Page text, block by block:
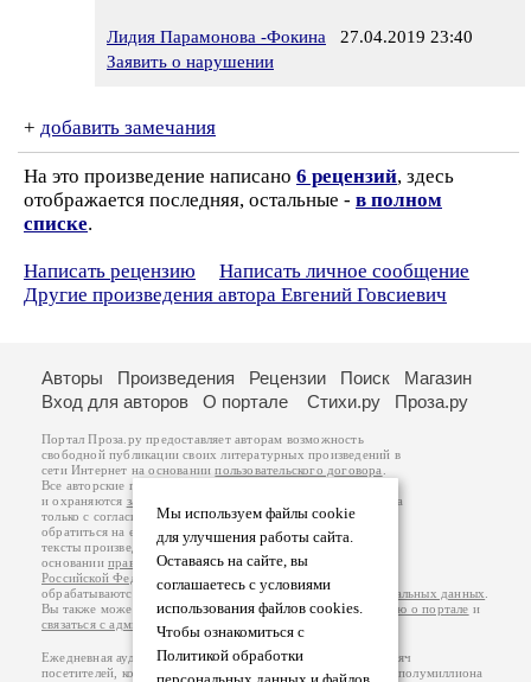
Лидия Парамонова -Фокина 27.04.2019 23:40
Заявить о нарушении
+ добавить замечания
На это произведение написано 6 рецензий, здесь
отображается последняя, остальные - в полном
списке.
Написать рецензию
Написать личное сообщение
Другие произведения автора Евгений Говсиевич
Мы используем файлы cookie
для улучшения работы сайта.
Оставаясь на сайте, вы
соглашаетесь с условиями
использования файлов cookies.
Чтобы ознакомиться с
Политикой обработки
Авторы Произведения Рецензии Поиск
Магазин
Вход для авторов
О портале Стихи.ру Проза.ру
Портал Проза.ру предоставляет авторам возможность
свободной публикации своих литературных произведений в
сети Интернет на основаниипользовательского договора
Все авторские права на произведения принадлежат авторам
и охраняются законом
. Перепечатка произведений возможна
только с согласия его автора, к которому вы можете
обратиться на его авторской странице. Ответственность за
тексты произведений авторы несут самостоятельно на
основанииправил публикацииизаконодательства
Российской Федерации
обрабатываются на основанииПолитики обработки персональных данных
Вы также можете посмотреть более подробнуюинформацию о портале и
связаться с администрацией
Ежедневная аудитория портала Проза.ру – порядка 100 тысяч
посетителей, которые в общей сумме просматривают более полумиллиона